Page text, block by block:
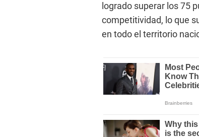
logrado superar los 75
competitividad, lo que
en todo el territorio